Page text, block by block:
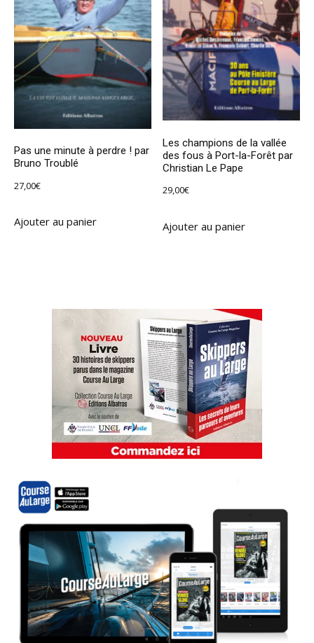
Pas une minute à perdre ! par
Bruno Troublé
27,00€
Ajouter au panier
Les champions de la vallée
des fous à Port-la-Forêt par
Christian Le Pape
29,00€
Ajouter au panier